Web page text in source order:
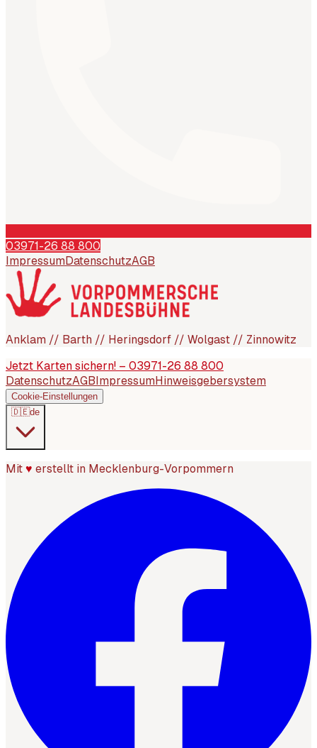
03971-26 88 800
Impressum DatenschutzAGB
Anklam // Barth // Heringsdorf // Wolgast // Zinnowitz
Jetzt Karten sichern! – 03971-26 88 800
DatenschutzAGB ImpressumHinweisgebersystem
Cookie-Einstellungen
🇩🇪de
Mit ♥ erstellt in Mecklenburg-Vorpommern